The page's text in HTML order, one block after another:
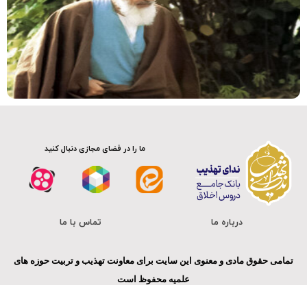
ما را در فضای مجازی دنبال کنید
درباره ما تماس با ما
تمامی حقوق مادی و معنوی این سایت برای معاونت تهذیب و تربیت حوزه های
علمیه محفوظ است